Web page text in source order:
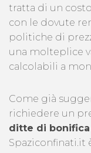
tratta di un
con le dovute
politiche di
una molteplice
calcolabili a
Come già
richiedere un
ditte di bonifica
Spaziconfinati.it